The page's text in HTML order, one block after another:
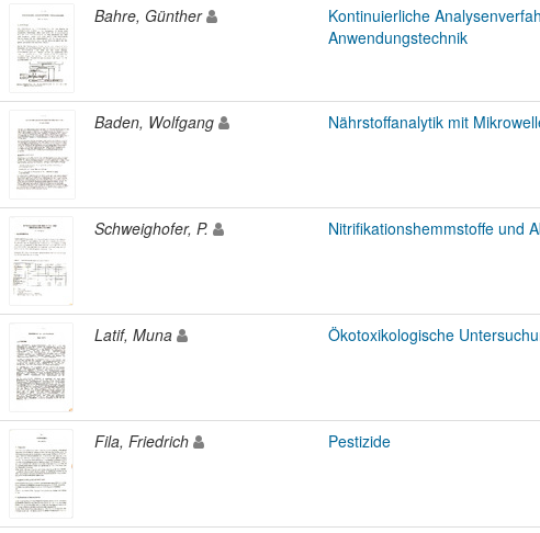
Bahre, Günther
Kontinuierliche
Anwendungstechnik
Baden, Wolfgang Nährstoffanalytik mit
Schweighofer, P. Nitrifikationshemmstoffe und
Latif, Muna Ökotoxikologische
Fila, Friedrich Pestizide